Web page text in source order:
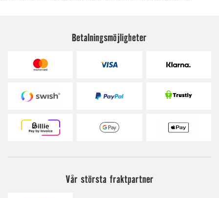
Betalningsmöjligheter
Vår största fraktpartner